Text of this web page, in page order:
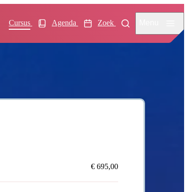
Cursus Agenda Zoek
€ 695,00